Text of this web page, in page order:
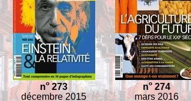
no 273
décembre 2015
no274
mars 2016